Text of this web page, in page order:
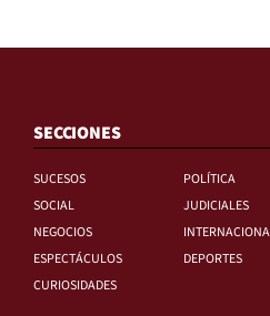
SECCIONES
SUCESOS
POLÍTICA
SOCIAL
JUDICIALES
NEGOCIOS
ESPECTÁCULOS
DEPORTES
CURIOSIDADES